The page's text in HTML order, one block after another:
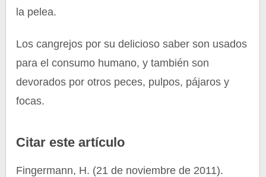
la pelea.
Los cangrejos por su delicioso saber son usados
para el consumo humano, y también son
devorados por otros peces, pulpos, pájaros y
focas.
Citar este artículo
Fingermann, H. (21 de noviembre de 2011).